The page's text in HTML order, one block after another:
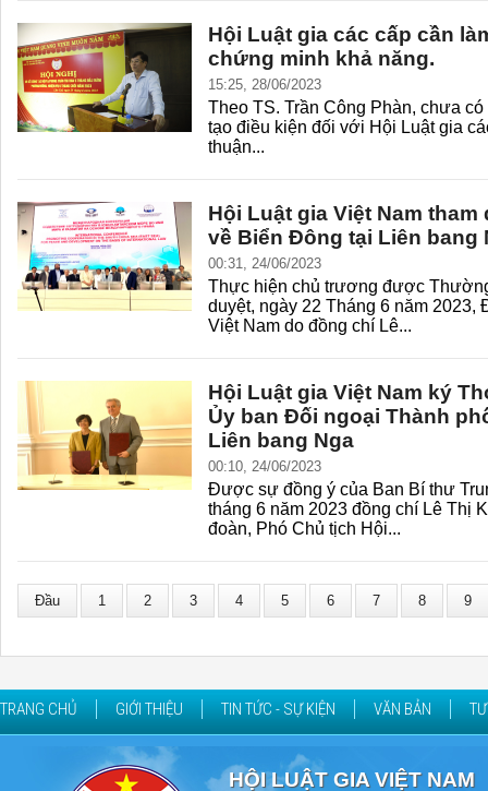
Hội Luật gia các cấp cần
chứng minh khả năng.
15:25, 28/06/2023
Theo TS. Trần Công Phàn, chưa
tạo điều kiện đối với Hội Luật gia
thuận...
Hội Luật gia Việt Nam
về Biển Đông tại Liên bang
00:31, 24/06/2023
Thực hiện chủ trương được
duyệt, ngày 22 Tháng 6 năm 2023,
Việt Nam do đồng chí Lê...
Hội Luật gia Việt Nam ký
Ủy ban Đối ngoại Thành
Liên bang Nga
00:10, 24/06/2023
Được sự đồng ý của Ban Bí thư
tháng 6 năm 2023 đồng chí Lê Thị
đoàn, Phó Chủ tịch Hội...
Đầu 1 2 3 4 5 6 7 8 9
TRANG CHỦ GIỚI THIỆU TIN TỨC - SỰ KIỆN VĂN BẢN
HỘI LUẬT GIA VIỆT NAM